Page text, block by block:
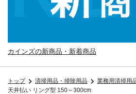
カインズの新商品・新着商品
トップ 清掃用品・掃除用品 業務用清掃用
天井払い リング型 150～300cm